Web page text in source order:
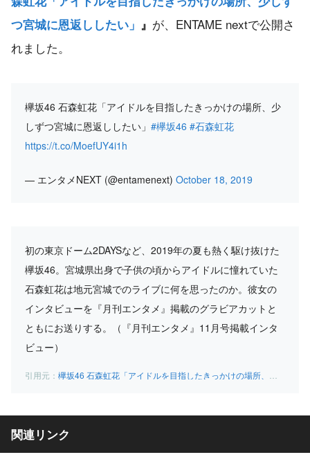
つ宮城に恩返ししたい」 』 が、ENTAME nextで公開さ
れました。
欅坂46 石森虹花「アイドルを目指したきっかけの場所、少
しずつ宮城に恩返ししたい」 #欅坂46 #石森虹花
https://t.co/MoefUY4i1h
— エンタメNEXT (@entamenext) October 18, 2019
初の東京ドーム2DAYSなど、2019年の夏も熱く駆け抜けた
欅坂46。宮城県出身で子供の頃からアイドルに憧れていた
石森虹花は地元宮城でのライブに何を思ったのか。彼女の
インタビューを『月刊エンタメ』掲載のグラビアカットと
ともにお送りする。（『月刊エンタメ』11月号掲載インタ
ビュー）
欅坂46 石森虹花「アイドルを目指したきっかけの場所、少しずつ宮城に恩返ししたい」 | ENTAME next – アイドル情報総合ニュースサイト
関連リンク